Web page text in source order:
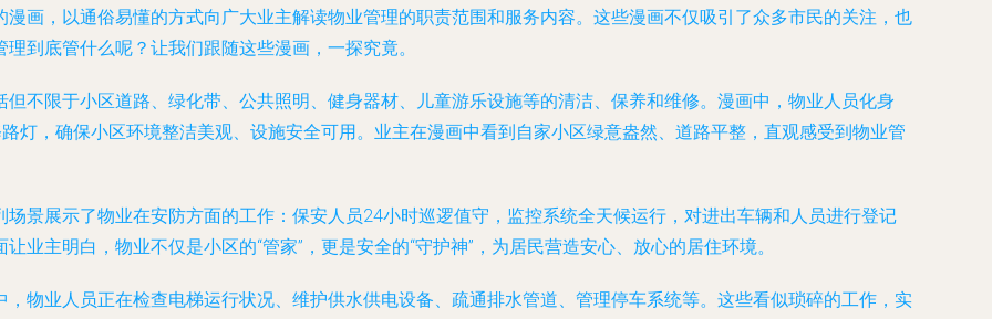
画，以通俗易懂的方式向广大业主解读物业管理的职责范围和服务内容。这些漫画不仅吸引了众多市民的关注，也
到底管什么呢？让我们跟随这些漫画，一探究竟。
不限于小区道路、绿化带、公共照明、健身器材、儿童游乐设施等的清洁、保养和维修。漫画中，物业人员化身
灯，确保小区环境整洁美观、设施安全可用。业主在漫画中看到自家小区绿意盎然、道路平整，直观感受到物业管
景展示了物业在安防方面的工作：保安人员24小时巡逻值守，监控系统全天候运行，对进出车辆和人员进行登记
业主明白，物业不仅是小区的“管家”，更是安全的“守护神”，为居民营造安心、放心的居住环境。
物业人员正在检查电梯运行状况、维护供水供电设备、疏通排水管道、管理停车系统等。这些看似琐碎的工作，实